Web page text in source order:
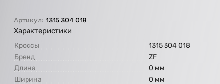
Артикул: 1315 304 018
Характеристики
Кроссы
1315 304 018
Бренд
ZF
Длина
0 мм
Ширина
0 мм